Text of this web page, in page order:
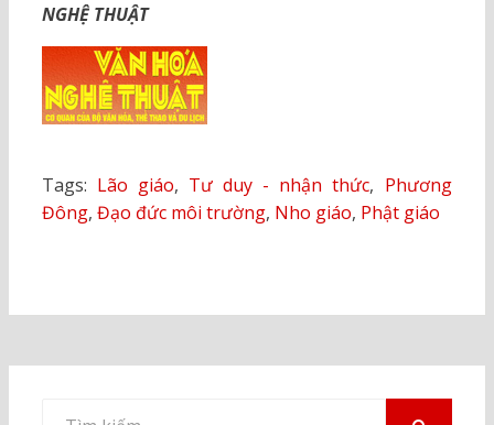
NGHỆ THUẬT
Tags: Lão giáo, Tư duy - nhận thức, Phương
Đông, Đạo đức môi trường, Nho giáo, Phật giáo